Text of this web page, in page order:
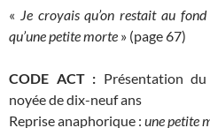
« Je croyais qu’on restait au fond
qu’une petite morte » (page 67)
CODE ACT : Présentation
noyée de dix-neuf ans
Reprise anaphorique : une petite